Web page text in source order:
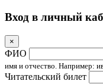
Вход в личный
×
ФИО
имя и отчество. Например:
Читательский билет